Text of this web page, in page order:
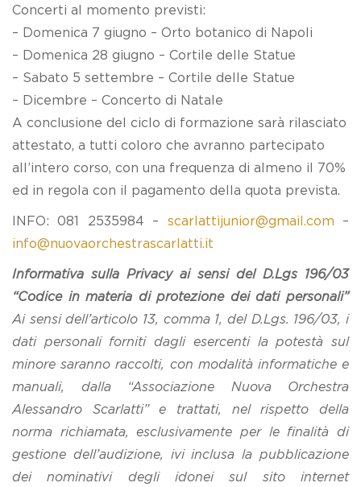
Concerti al momento previsti:
– Domenica 7 giugno – Orto botanico di Napoli
– Domenica 28 giugno – Cortile delle Statue
– Sabato 5 settembre – Cortile delle Statue
– Dicembre – Concerto di Natale
A conclusione del ciclo di formazione sarà rilasciato
attestato, a tutti coloro che avranno partecipato
all’intero corso, con una frequenza di almeno il 70%
ed in regola con il pagamento della quota prevista.
INFO: 081 2535984 – scarlattijunior@gmail.com –
info@nuovaorchestrascarlatti.it
Informativa sulla Privacy ai sensi del D.Lgs 196/03
“Codice in materia di protezione dei dati personali”
Ai sensi dell’articolo 13, comma 1, del D.Lgs. 196/03, i
dati personali forniti dagli esercenti la potestà sul
minore saranno raccolti, con modalità informatiche e
manuali, dalla “Associazione Nuova Orchestra
Alessandro Scarlatti” e trattati, nel rispetto della
norma richiamata, esclusivamente per le finalità di
gestione dell’audizione, ivi inclusa la pubblicazione
dei nominativi degli idonei sul sito internet